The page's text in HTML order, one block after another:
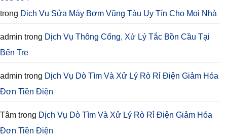
trong Dịch Vụ Sửa Máy Bơm Vũng Tàu Uy Tín Cho Mọi Nhà
admin trong Dịch Vụ Thông Cống, Xử Lý Tắc Bồn Cầu Tại
Bến Tre
admin trong Dịch Vụ Dò Tìm Và Xử Lý Rò Rỉ Điện Giảm Hóa
Đơn Tiền Điện
Tâm trong Dịch Vụ Dò Tìm Và Xử Lý Rò Rỉ Điện Giảm Hóa
Đơn Tiền Điện